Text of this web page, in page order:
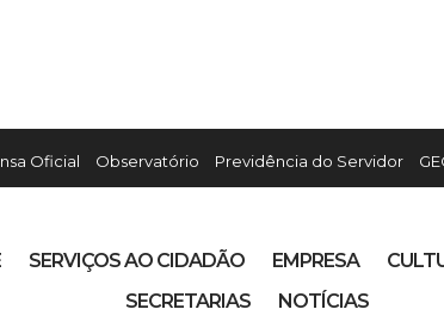
Oficial Observatório Previdência do Servidor
SERVIÇOS AO CIDADÃO EMPRESA
SECRETARIAS
NOTÍCIAS